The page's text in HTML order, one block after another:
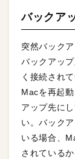
バックア
突然バック
バックアッ
く接続され
Macを再起
アップ先に
い。バック
いる場合、
されている